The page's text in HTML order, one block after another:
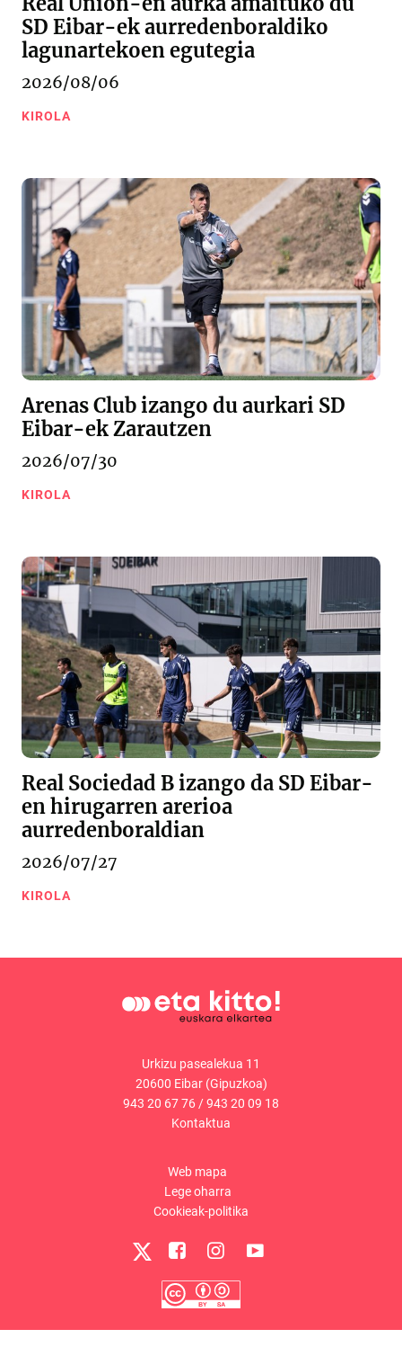
SD Eibar-ek aurredenboraldiko
lagunartekoen egutegia
2026/08/06
KIROLA
Arenas Club izango du aurkari SD
Eibar-ek Zarautzen
2026/07/30
KIROLA
Real Sociedad B izango da SD Eibar-
en hirugarren arerioa
aurredenboraldian
2026/07/27
KIROLA
Urkizu pasealekua 11
20600 Eibar (Gipuzkoa)
943 20 67 76 /943 20 09 18
Kontaktua
Web mapa
Lege oharra
Cookieak-politika